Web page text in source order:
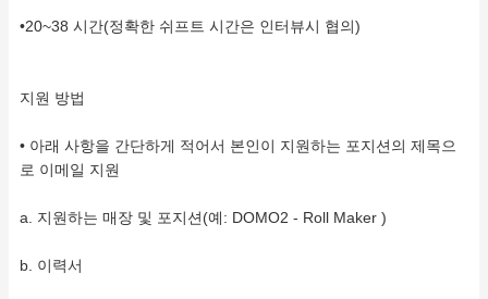
•20~38 시간(정확한 쉬프트 시간은 인터뷰시 협의)
지원 방법
• 아래 사항을 간단하게 적어서 본인이 지원하는 포지션의 제목으
로 이메일 지원
a. 지원하는 매장 및 포지션(예: DOMO2 - Roll Maker )
b. 이력서